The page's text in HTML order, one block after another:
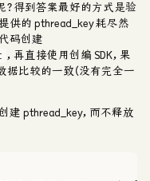
得到答案最好的方式是验
供的 pthread_key 耗尽然
码创建
，再直接使用创编 SDK，果
据比较的一致（没有完全一
建 pthread_key，而不释放